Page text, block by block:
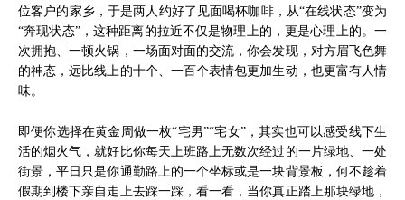
位客户的家乡，于是两人约好了见面喝杯咖啡，从“在线状态”变为
“奔现状态”，这种距离的拉近不仅是物理上的，更是心理上的。一
次拥抱、一顿火锅，一场面对面的交流，你会发现，对方眉飞色舞
的神态，远比线上的十个、一百个表情包更加生动，也更富有人情
味。
即便你选择在黄金周做一枚“宅男”“宅女”，其实也可以感受线下生
活的烟火气，就好比你每天上班路上无数次经过的一片绿地、一处
街景，平日只是你通勤路上的一个坐标或是一块背景板，何不趁着
假期到楼下亲自走上去踩一踩，看一看，当你真正踏上那块绿地，